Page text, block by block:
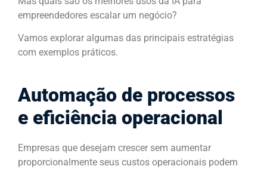
empreendedores escalar um negócio?
Vamos explorar algumas das principais estratégias
com exemplos práticos.
Automação de processos
e eficiência operacional
Empresas que desejam crescer sem aumentar
proporcionalmente seus custos operacionais podem